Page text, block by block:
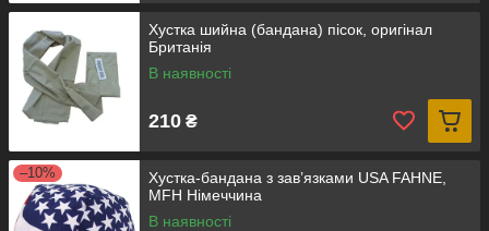
Хустка шийна (бандана) пісок, оригінал
Британія
В наявності
210 ₴
–10%
Хустка-бандана з зав’язками USA FAHNE,
MFH Німеччина
В наявності